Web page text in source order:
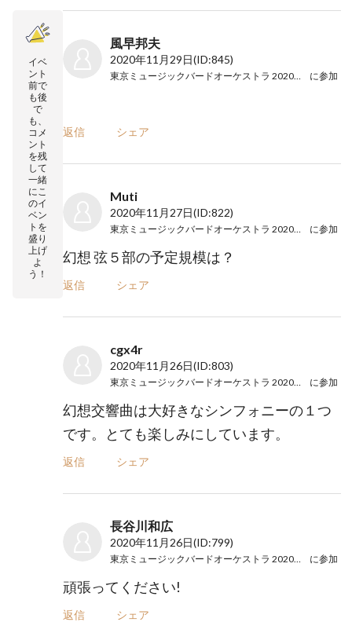
イベ
ント
前で
も後
で
も、
コメ
ント
を残
して
一緒
にこ
のイ
ベン
トを
盛り
上げ
よ
う！
風早邦夫
2020年11月29日(ID:845)
に参加
返信 シェア
Muti
2020年11月27日(ID:822)
に参加
幻想 弦５部の予定規模は？
返信 シェア
cgx4r
2020年11月26日(ID:803)
に参加
幻想交響曲は大好きなシンフォニーの１つ
です。とても楽しみにしています。
返信 シェア
長谷川和広
2020年11月26日(ID:799)
に参加
頑張ってください!
返信 シェア